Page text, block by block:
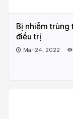
Bị nhiễm trùng
điều trị
Mar 24, 2022